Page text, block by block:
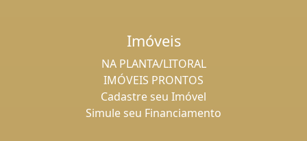
Imóveis
NA PLANTA/LITORAL
IMÓVEIS PRONTOS
Cadastre seu Imóvel
Simule seu Financiamento